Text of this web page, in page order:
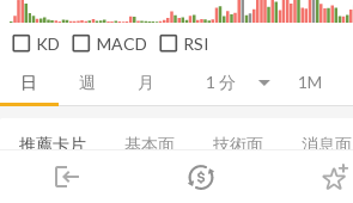
login
市場
日 週 月 1M
KD MACD RSI
推薦卡片 基本面 技術面 消息面
集保分布 EPS